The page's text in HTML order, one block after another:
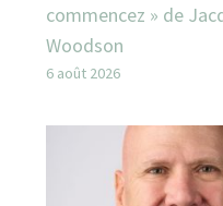
commencez » de
Woodson
6 août 2026